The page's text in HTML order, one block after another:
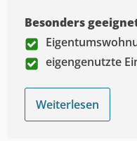
Besonders
eigengenutzte
Weiterlesen